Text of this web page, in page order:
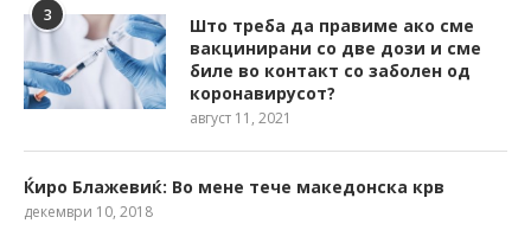
3
Што треба да правиме ако сме
вакцинирани со две дози и сме
биле во контакт со заболен од
коронавирусот?
август 11, 2021
Ќиро Блажевиќ: Во мене тече македонска крв
декември 10, 2018